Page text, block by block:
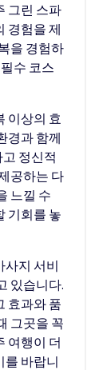
그린 스파
경험을 제
을 경험하
수 코스
이상의 효
경과 함께
정신적
공하는 다
느낄 수
기회를 놓
사지 서비
있습니다.
효과와 품
그곳을 꼭
여행이 더
를 바랍니